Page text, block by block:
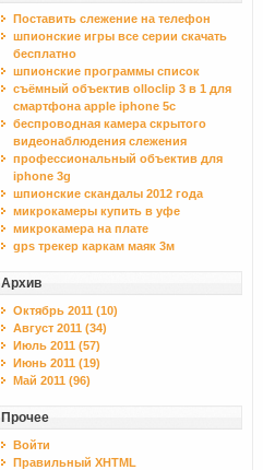
Поставить слежение на телефон
шпионские игры все серии скачать
бесплатно
шпионские программы список
съёмный объектив olloclip 3 в 1 для
смартфона apple iphone 5c
беспроводная камера скрытого
видеонаблюдения слежения
профессиональный объектив для
iphone 3g
шпионские скандалы 2012 года
микрокамеры купить в уфе
микрокамера на плате
gps трекер каркам маяк 3м
Архив
Октябрь 2011 (10)
Август 2011 (34)
Июль 2011 (57)
Июнь 2011 (19)
Май 2011 (96)
Прочее
Войти
Правильный XHTML